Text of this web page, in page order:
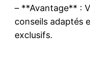
– **Avantage** :
conseils adaptés
exclusifs.